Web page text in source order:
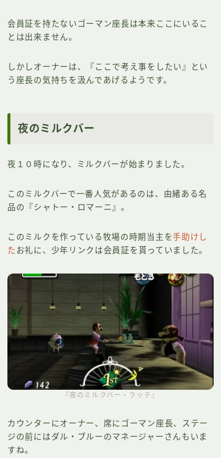
会員証を持たないゴーマン座長は本来ここにいるこ
とは出来ません。
しかしオーナーは、『ここで考え事をしたい』とい
う座長の気持ちを汲んであげるようです。
夜のミルクバー
夜１０時になり、ミルクバーが始まりました。
このミルクバーで一番人気があるのは、由緒ある名
品の『シャトー・ロマーニ』。
このミルクを作っている牧場の時期当主を手助けし
た お礼に、少年リンクは会員証を貰っていました。
『夜のミルクバー・ラッテ』
カウンターにオーナー、席にゴーマン座長、ステー
ジの前にはダル・ブルーのマネージャーさんもいま
すね。